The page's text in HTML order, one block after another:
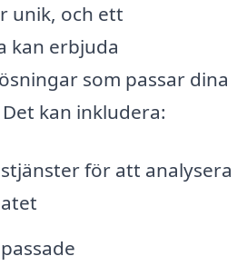
unik, och ett
kan erbjuda
som passar dina
kan inkludera:
för att analysera